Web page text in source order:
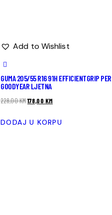
Add to Wishlist
GUMA 205/55 R16 91H EFFICIENTGRIP
GOODYEAR LJETNA
228,00KM178,00 KM
DODAJ U KORPU